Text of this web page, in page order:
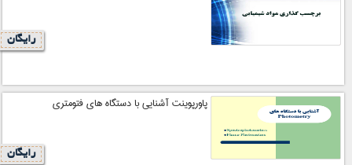
رایگان
پاورپوینت آشنایی با دستگاه های فتومتری
رایگان